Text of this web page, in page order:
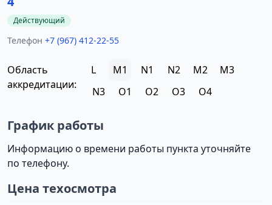
Действующий
Телефон +7 (967) 412-22-55
Область
аккредитации:
L M1 N1 N2 M2
M3
N3
O1 O2 O3 O4
График работы
Информацию о времени работы пункта уточняйте
по телефону.
Цена техосмотра